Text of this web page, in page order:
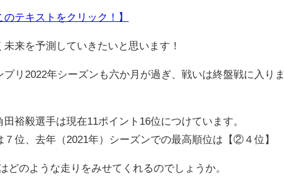
テキストをクリック！】
来を予測していきたいと思います！
リ2022年シーズンも六か月が過ぎ、戦いは終盤戦に入りま
裕毅選手は現在11ポイント16位につけています。
位、去年（2021年）シーズンでの最高順位は【②４位】
のような走りをみせてくれるのでしょうか。